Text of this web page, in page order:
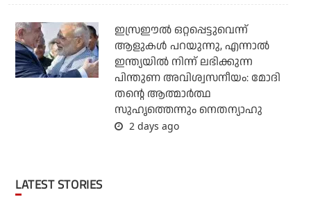
ഇസ്രഈല്‍ ഒറ്റപ്പെട്ടുവെന്ന്
ആളുകള്‍ പറയുന്നു, എന്നാല്‍
ഇന്ത്യയില്‍ നിന്ന് ലഭിക്കുന്ന
പിന്തുണ അവിശ്വസനീയം: മോദി
തന്റെ ആത്മാര്‍ത്ഥ
സുഹൃത്തെന്നും നെതന്യാഹു
2 days ago
LATEST STORIES